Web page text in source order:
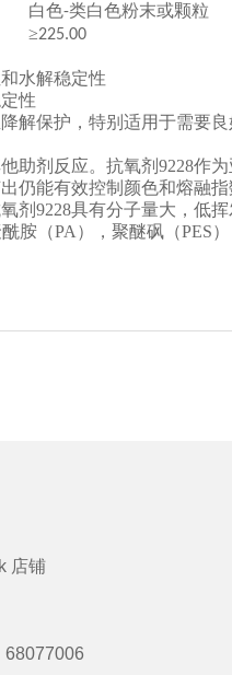
白色-类白色粉末或颗粒
≥225.00
水解稳定性
性
解保护，特别适用于需要良
助剂反应。抗氧剂9228作
仍能有效控制颜色和熔融指
剂9228具有分子量大，低
胺（PA），聚醚砜（PES
店铺
68077006